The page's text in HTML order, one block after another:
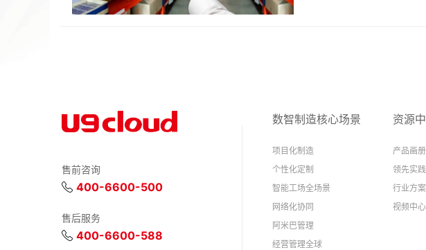
售前咨询
400-6600-500
售后服务
400-6600-588
数智制造核心场景
项目化制造
个性化定制
智能工场全场景
网络化协同
阿米巴管理
经营管理全球
资源
产品画册
领先实践
行业方案
视频中心